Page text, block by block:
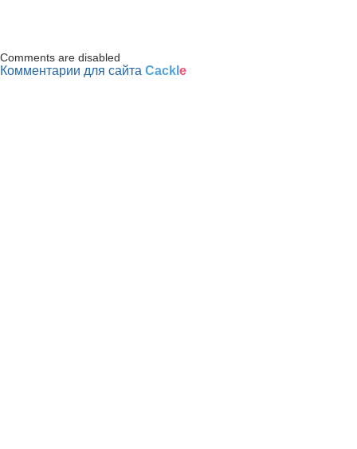
Comments are disabled
Комментарии для сайта Cackl e